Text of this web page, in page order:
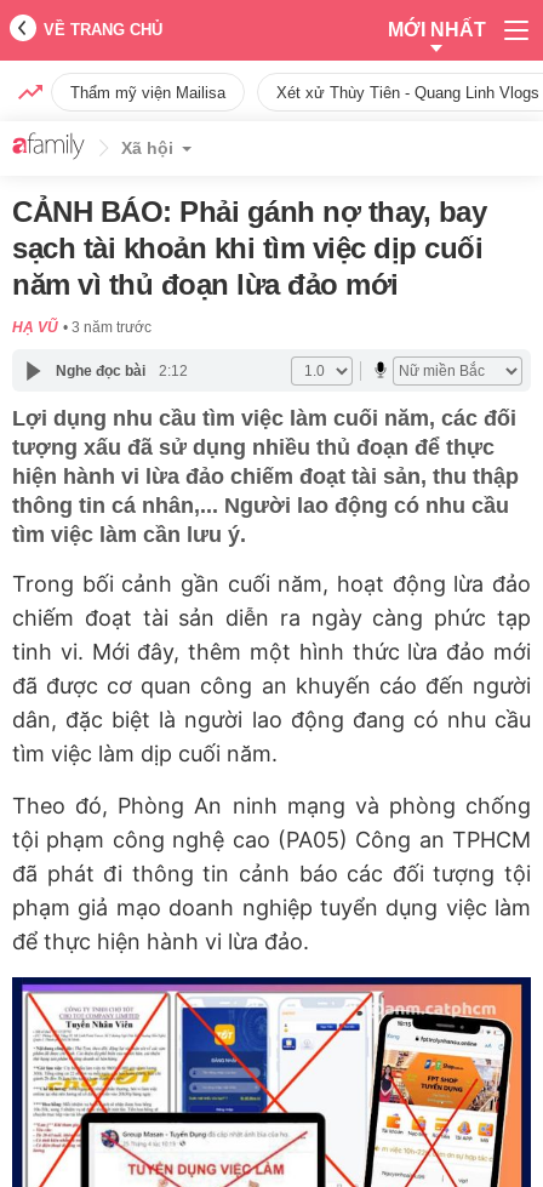
VỀ TRANG CHỦ MỚI NHẤT
Thẩm mỹ viện Mailisa Xét xử Thùy Tiên - Quang Linh
Xã hội
CẢNH BÁO: Phải gánh nợ thay, bay
sạch tài khoản khi tìm việc dịp cuối
năm vì thủ đoạn lừa đảo mới
HẠ VŨ 3 năm trước
Nghe đọc bài 2:12
Lợi dụng nhu cầu tìm việc làm cuối năm, các đối
tượng xấu đã sử dụng nhiều thủ đoạn để thực
hiện hành vi lừa đảo chiếm đoạt tài sản, thu thập
thông tin cá nhân,... Người lao động có nhu cầu
tìm việc làm cần lưu ý.
Trong bối cảnh gần cuối năm, hoạt động lừa đảo
chiếm đoạt tài sản diễn ra ngày càng phức tạp
tinh vi. Mới đây, thêm một hình thức lừa đảo mới
đã được cơ quan công an khuyến cáo đến người
dân, đặc biệt là người lao động đang có nhu cầu
tìm việc làm dịp cuối năm.
Theo đó, Phòng An ninh mạng và phòng chống
tội phạm công nghệ cao (PA05) Công an TPHCM
đã phát đi thông tin cảnh báo các đối tượng tội
phạm giả mạo doanh nghiệp tuyển dụng việc làm
để thực hiện hành vi lừa đảo.